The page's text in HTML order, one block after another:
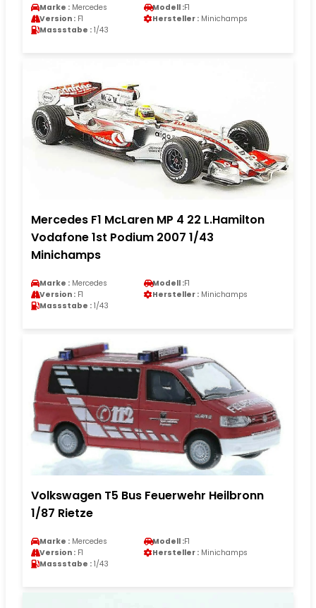
Marke : Mercedes Modell :F1
Version : F1 Hersteller : Minichamps
Massstabe : 1/43
Mercedes F1 McLaren MP 4 22 L.Hamilton
Vodafone 1st Podium 2007 1/43
Minichamps
Marke : Mercedes Modell :F1
Version : F1 Hersteller : Minichamps
Massstabe : 1/43
Volkswagen T5 Bus Feuerwehr Heilbronn
1/87 Rietze
Marke : Mercedes Modell :F1
Version : F1 Hersteller : Minichamps
Massstabe : 1/43